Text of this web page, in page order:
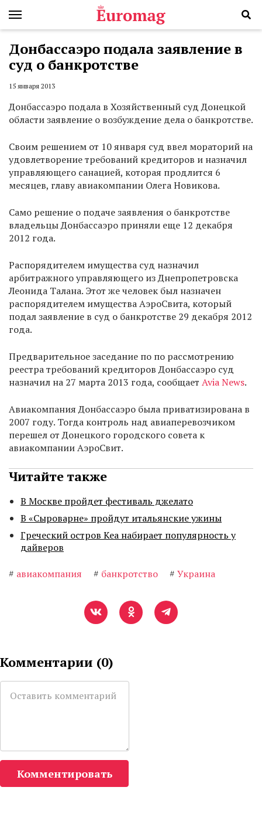
Донбассаэро подала заявление в
суд о банкротстве
15 января 2013
Донбассаэро подала в Хозяйственный суд Донецкой
области заявление о возбуждение дела о банкротстве.
Своим решением от 10 января суд ввел мораторий на
удовлетворение требований кредиторов и назначил
управляющего санацией, которая продлится 6
месяцев, главу авиакомпании Олега Новикова.
Само решение о подаче заявления о банкротстве
владельцы Донбассаэро приняли еще 12 декабря
2012 года.
Распорядителем имущества суд назначил
арбитражного управляющего из Днепропетровска
Леонида Талана. Этот же человек был назначен
распорядителем имущества АэроСвита, который
подал заявление в суд о банкротстве 29 декабря 2012
года.
Предварительное заседание по по рассмотрению
реестра требований кредиторов Донбассаэро суд
назначил на 27 марта 2013 года, сообщает Avia News.
Авиакомпания Донбассаэро была приватизирована в
2007 году. Тогда контроль над авиаперевозчиком
перешел от Донецкого городского совета к
авиакомпании АэроСвит.
Читайте также
В Москве пройдет фестиваль джелато
В «Сыроварне» пройдут итальянские ужины
Греческий остров Кеа набирает популярность у
дайверов
# авиакомпания # банкротство # Украина
Комментарии (0)
Комментировать